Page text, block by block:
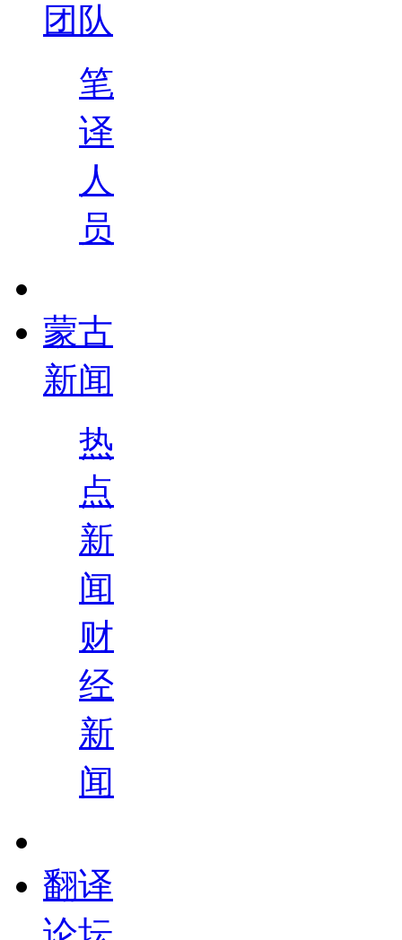
团队
笔
译
人
员
蒙古
新闻
热
点
新
闻
财
经
新
闻
翻译